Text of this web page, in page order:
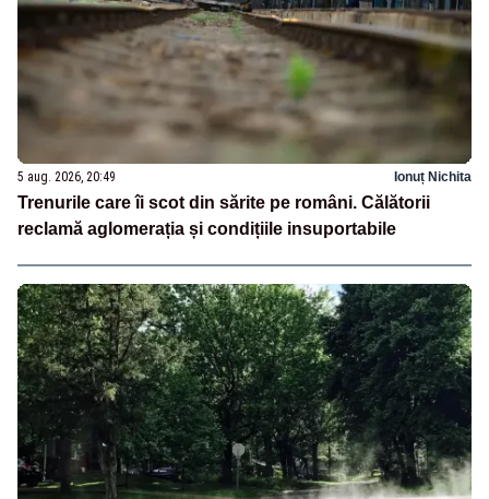
5 aug. 2026, 20:49 Ionuț Nichita
Trenurile care îi scot din sărite pe români. Călătorii
reclamă aglomerația și condițiile insuportabile